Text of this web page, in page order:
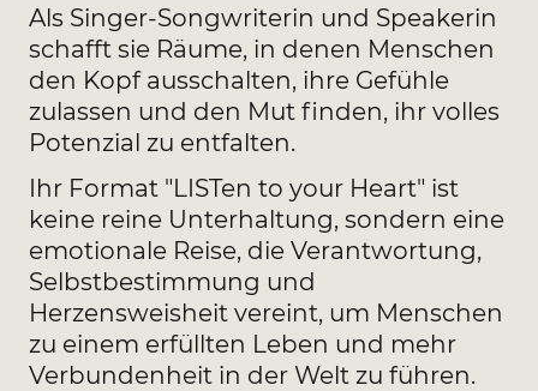
Als Singer-Songwriterin und Speakerin
schafft sie Räume, in denen Menschen
den Kopf ausschalten, ihre Gefühle
zulassen und den Mut finden, ihr volles
Potenzial zu entfalten.
Ihr Format "LISTen to your Heart" ist
keine reine Unterhaltung, sondern eine
emotionale Reise, die Verantwortung,
Selbstbestimmung und
Herzensweisheit vereint, um Menschen
zu einem erfüllten Leben und mehr
Verbundenheit in der Welt zu führen.